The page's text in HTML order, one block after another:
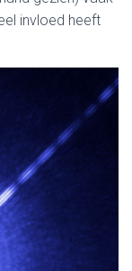
invloed heeft